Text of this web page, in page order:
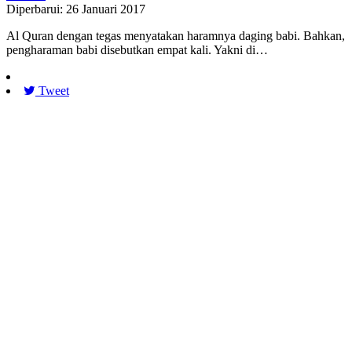
Diperbarui: 26 Januari 2017
Al Quran dengan tegas menyatakan haramnya daging babi. Bahkan,
pengharaman babi disebutkan empat kali. Yakni di…
Tweet